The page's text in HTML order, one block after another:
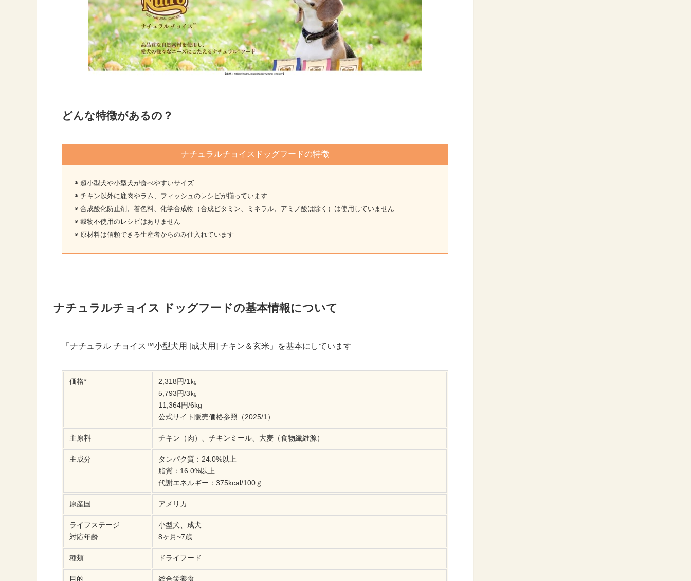
どんな特徴があるの？
ナチュラルチョイスドッグフードの特徴
◉ 超小型犬や小型犬が食べやすいサイズ
◉ チキン以外に鹿肉やラム、フィッシュのレシピが揃っています
◉ 合成酸化防止剤、着色料、化学合成物（合成ビタミン、ミネラル、アミノ酸は除く）は使用していません
◉ 穀物不使用のレシピはありません
◉ 原材料は信頼できる生産者からのみ仕入れています
ナチュラルチョイス ドッグフードの基本情報について
「ナチュラル チョイス™小型犬用 [成犬用] チキン＆玄米」を基本にしています
価格*
2,318円/1㎏
5,793円/3㎏
11,364円/6kg
公式サイト販売価格参照（2025/1）
主原料 チキン（肉）、チキンミール、大麦（食物繊維源）
主成分
タンパク質：24.0%以上
脂質：16.0%以上
代謝エネルギー：375kcal/100ｇ
原産国 アメリカ
ライフステージ
対応年齢
小型犬、成犬
8ヶ月~7歳
種類 ドライフード
目的 総合栄養食